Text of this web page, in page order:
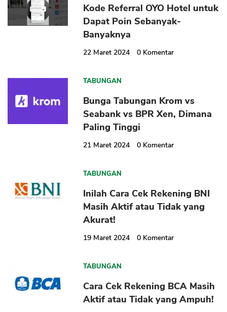
Kode Referral OYO Hotel untuk
Dapat Poin Sebanyak-
Banyaknya
22 Maret 2024 0 Komentar
TABUNGAN
Bunga Tabungan Krom vs
Seabank vs BPR Xen, Dimana
Paling Tinggi
21 Maret 2024 0 Komentar
TABUNGAN
Inilah Cara Cek Rekening BNI
Masih Aktif atau Tidak yang
Akurat!
19 Maret 2024 0 Komentar
TABUNGAN
Cara Cek Rekening BCA Masih
Aktif atau Tidak yang Ampuh!